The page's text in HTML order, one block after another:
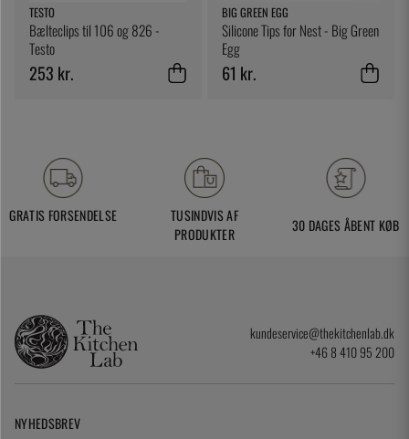
TESTO
Bælteclips til 106 og 826 -
Testo
253 kr.
BIG GREEN EGG
Silicone Tips for Nest - Big Green
Egg
61 kr.
GRATIS FORSENDELSE
TUSINDVIS AF
PRODUKTER
30 DAGES ÅBENT KØB
kundeservice@thekitchenlab.dk
+46 8 410 95 200
NYHEDSBREV